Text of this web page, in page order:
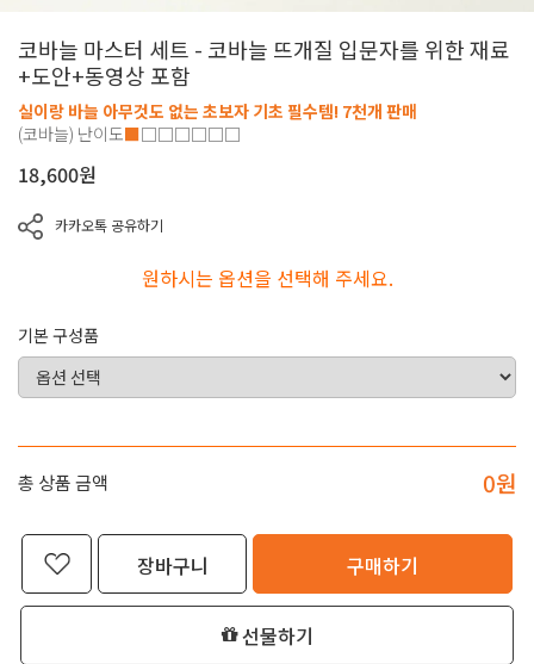
코바늘 마스터 세트 - 코바늘 뜨개질 입문자를 위한 재료
+도안+동영상 포함
실이랑 바늘 아무것도 없는 초보자 기초 필수템! 7천개 판매
(코바늘) 난이도■□□□□□□
18,600원
카카오톡 공유하기
원하시는 옵션을 선택해 주세요.
기본 구성품
총 상품 금액 0원
장바구니 구매하기
선물하기